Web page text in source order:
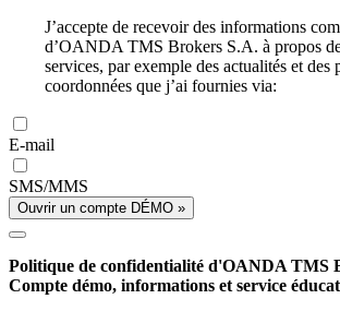
J’accepte de recevoir des informations
d’OANDA TMS Brokers S.A. à propos
services, par exemple des actualités et des
coordonnées que j’ai fournies via:
E-mail
SMS/MMS
Ouvrir un compte DÉMO »
Politique de confidentialité d'OANDA TMS
Compte démo, informations et service